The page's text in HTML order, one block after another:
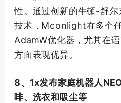
性。通过创新的牛顿-舒
技术，Moonlight在多个
AdamW优化器，尤其在
方面表现优异。
8、1x发布家庭机器人
啡、洗衣和吸尘等